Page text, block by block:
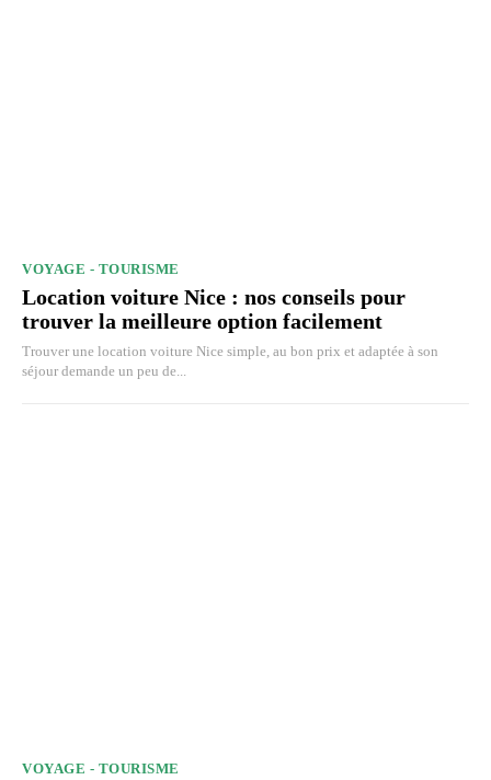
VOYAGE - TOURISME
Location voiture Nice : nos conseils pour
trouver la meilleure option facilement
Trouver une location voiture Nice simple, au bon prix et adaptée à son
séjour demande un peu de...
VOYAGE - TOURISME